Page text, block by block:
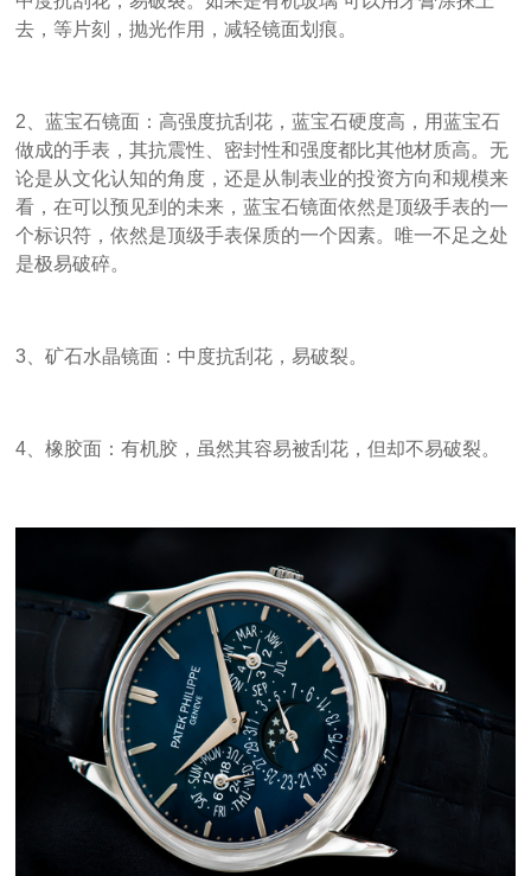
去，等片刻，抛光作用，减轻镜面划痕。
2、蓝宝石镜面：高强度抗刮花，蓝宝石硬度高，用蓝宝石
做成的手表，其抗震性、密封性和强度都比其他材质高。无
论是从文化认知的角度，还是从制表业的投资方向和规模来
看，在可以预见到的未来，蓝宝石镜面依然是顶级手表的一
个标识符，依然是顶级手表保质的一个因素。唯一不足之处
是极易破碎。
3、矿石水晶镜面：中度抗刮花，易破裂。
4、橡胶面：有机胶，虽然其容易被刮花，但却不易破裂。